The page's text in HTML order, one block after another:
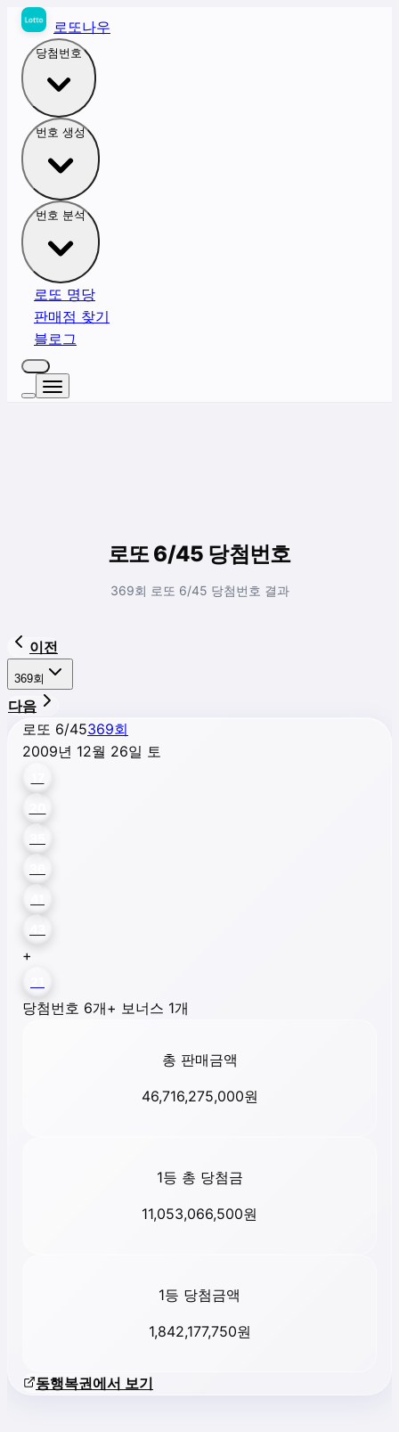
로또나우
당첨번호
번호 생성
번호 분석
로또 명당
판매점 찾기
블로그
로또 6/45 당첨번호
369회 로또 6/45 당첨번호 결과
이전
369회
다음
로또 6/45369회
2009년 12월 26일 토
+
당첨번호 6개+ 보너스 1개
총 판매금액
46,716,275,000원
1등 총 당첨금
11,053,066,500원
1등 당첨금액
1,842,177,750원
동행복권에서 보기